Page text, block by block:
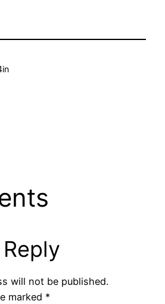
in
will not be published.
marked *